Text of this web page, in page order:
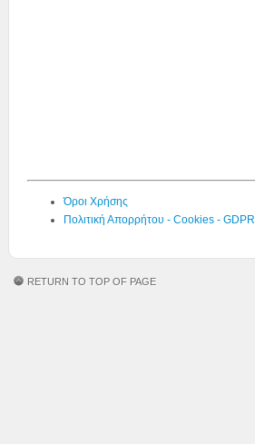
Όροι Χρήσης
Πολιτική Απορρήτου - Cookies - GDPR
RETURN TO TOP OF PAGE